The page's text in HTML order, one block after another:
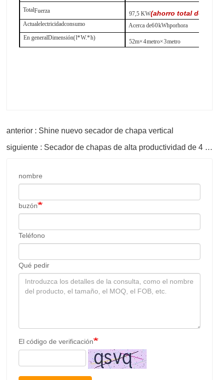
TotalFuerza 97,5 KW(ahorro total de
Actualelectricidadconsumo Acerca de60kWhporhora
En generalDimensión(l*W.*h)
52m×4metro×3metro
anterior : Shine nuevo secador de chapa vertical
siguiente : Secador de chapas de alta productividad de 4 pisos con alimentación semiautomática
nombre
buzón
Teléfono
Qué pedir
El código de verificación